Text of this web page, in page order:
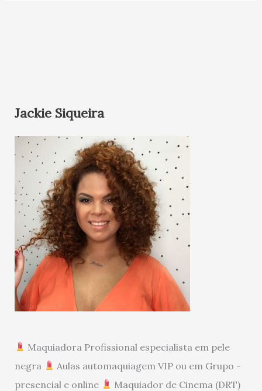
Jackie Siqueira
Maquiadora Profissional especialista em pele
negra
Aulas automaquiagem VIP ou em Grupo -
presencial e online
Maquiador de Cinema (DRT)